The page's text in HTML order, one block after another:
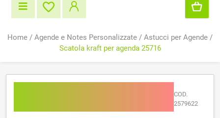
Home / Agende e Notes Personalizzate / Astucci per Agende /
Scatola kraft per agenda 25716
COD.
2579622